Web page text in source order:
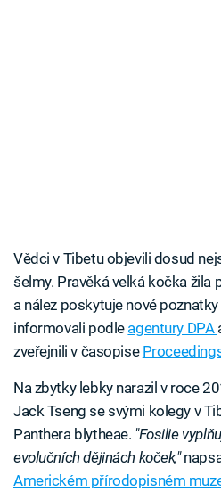
Vědci v Tibetu objevili dosud
šelmy. Pravěká velká kočka žila
a nález poskytuje nové
informovali podle agentury DPA
zveřejnili v časopise
Na zbytky lebky narazil v roce
Jack Tseng se svými kolegy v
Panthera blytheae. "Fosilie
evolučních dějinách koček,"
Americkém přírodopisném